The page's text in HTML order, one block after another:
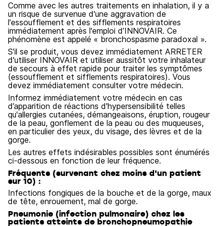
Comme avec les autres traitements en inhalation, il y a
un risque de survenue d'une aggravation de
l'essoufflement et des sifflements respiratoires
immédiatement après l'emploi d’INNOVAIR. Ce
phénomène est appelé « bronchospasme paradoxal ».
S'il se produit, vous devez immédiatement ARRETER
d'utiliser INNOVAIR et utiliser aussitôt votre inhalateur
de secours à effet rapide pour traiter les symptômes
(essoufflement et sifflements respiratoires). Vous
devez immédiatement consulter votre médecin.
Informez immédiatement votre médecin en cas
d’apparition de réactions d'hypersensibilité telles
qu'allergies cutanées, démangeaisons, éruption, rougeur
de la peau, gonflement de la peau ou des muqueuses,
en particulier des yeux, du visage, des lèvres et de la
gorge.
Les autres effets indésirables possibles sont énumérés
ci-dessous en fonction de leur fréquence.
Fréquents (survenant chez moins d'un patient
sur 10) :
Infections fongiques de la bouche et de la gorge, maux
de tête, enrouement, mal de gorge.
Pneumonie (infection pulmonaire) chez les
patients atteints de bronchopneumopathie